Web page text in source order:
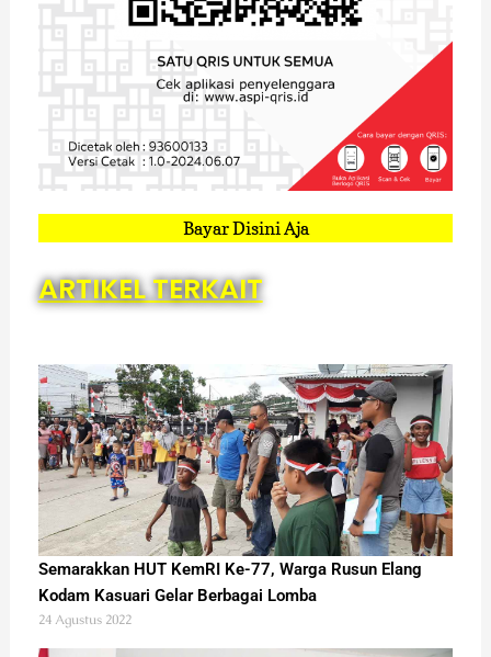
Bayar Disini Aja
ARTIKEL TERKAIT
Semarakkan HUT KemRI Ke-77, Warga Rusun Elang
Kodam Kasuari Gelar Berbagai Lomba
24 Agustus 2022